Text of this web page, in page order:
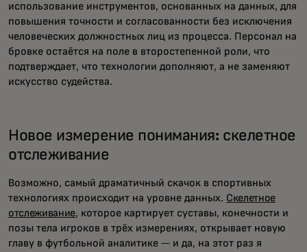
использование инструментов, основанных на данных, для
повышения точности и согласованности без исключения
человеческих должностных лиц из процесса. Персонал на
бровке остаётся на поле в второстепенной роли, что
подтверждает, что технологии дополняют, а не заменяют
искусство судейства.
Новое измерение понимания: скелетное
отслеживание
Возможно, самый драматичный скачок в спортивных
технологиях происходит на уровне данных. Скелетное
отслеживание, которое картирует суставы, конечности и
позы тела игроков в трёх измерениях, открывает новую
главу в футбольной аналитике — и да, на этот раз я